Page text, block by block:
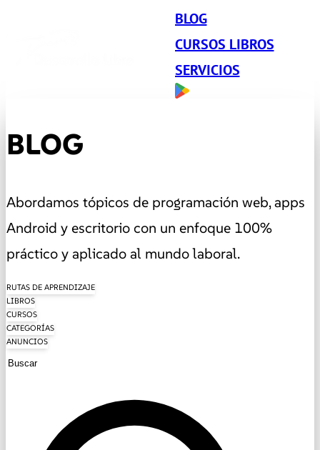
BLOG
CURSOS LIBROS
SERVICIOS
BLOG
Abordamos tópicos de programación web, apps
Android y escritorio con un enfoque 100%
práctico y aplicado al mundo laboral.
RUTAS DE APRENDIZAJE
LIBROS
CURSOS
CATEGORÍAS
ANUNCIOS